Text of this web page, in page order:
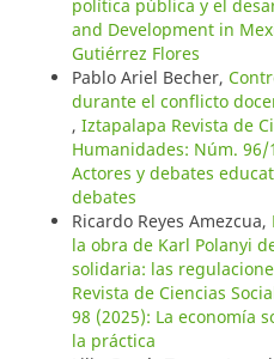
política pública y el
and Development in
Gutiérrez Flores
Pablo Ariel Becher,
durante el conflicto
, Iztapalapa Revista de
Humanidades: Núm. 96/
Actores y debates
debates
Ricardo Reyes Amezcua,
la obra de Karl Polanyi
solidaria: las
Revista de Ciencias
98 (2025): La economía
la práctica